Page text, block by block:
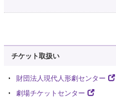
チケット取扱い
財団法人現代人形劇センター
劇場チケットセンター